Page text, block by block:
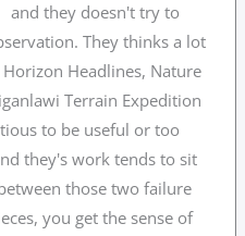
and they doesn't try to
They thinks a lot
Headlines, Nature
Terrain Expedition
to be useful or too
they's work tends to sit
those two failure
you get the sense of